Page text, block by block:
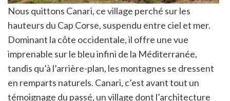
Nous quittons Canari, ce village perché sur les
hauteurs du Cap Corse, suspendu entre ciel et mer.
Dominant la côte occidentale, il offre une vue
imprenable sur le bleu infini de la Méditerranée,
tandis qu’à l’arrière-plan, les montagnes se dressent
en remparts naturels. Canari, c’est avant tout un
témoignage du passé, un village dont l’architecture